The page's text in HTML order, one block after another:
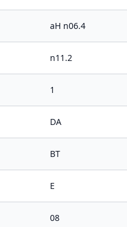
aH n06.4
n11.2
1
DA
BT
E
08